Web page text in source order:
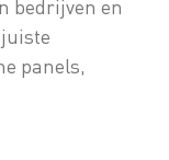
bedrijven en
panels,